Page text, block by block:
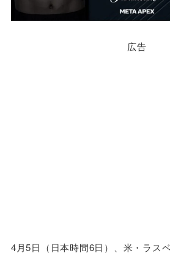
広告
4月5日（日本時間6日）、米・ラス